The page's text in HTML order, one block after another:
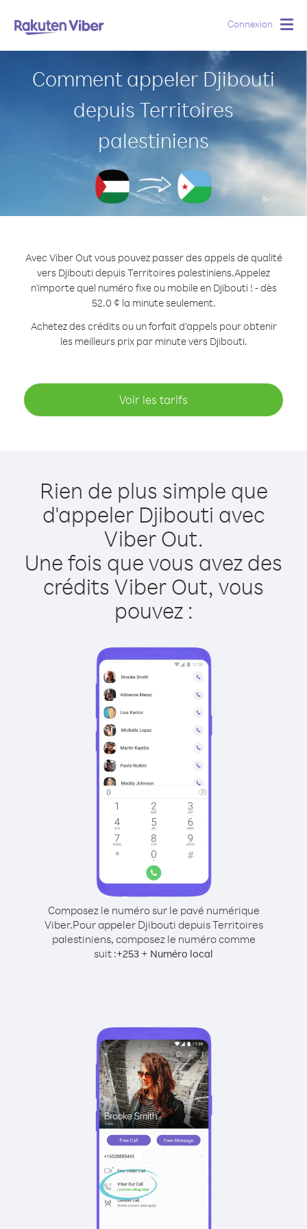
Connexion
Comment appeler Djibouti
depuis Territoires
palestiniens
Avec Viber Out vous pouvez passer des appels de qualité
vers Djibouti depuis Territoires palestiniens.Appelez
n'importe quel numéro fixe ou mobile en Djibouti ! - dès
52.0 ¢ la minute seulement.
Achetez des crédits ou un forfait d’appels pour obtenir
les meilleurs prix par minute vers Djibouti.
Voir les tarifs
Rien de plus simple que
d'appeler Djibouti avec
Viber Out.
Une fois que vous avez des
crédits Viber Out, vous
pouvez :
Composez le numéro sur le pavé numérique
Viber.Pour appeler Djibouti depuis Territoires
palestiniens, composez le numéro comme
suit :+253 + Numéro local